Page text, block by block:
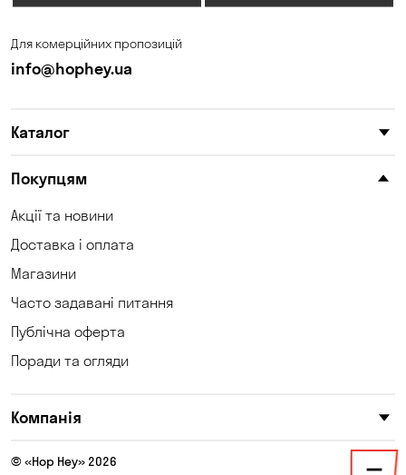
Для комерційних пропозицій
info@hophey.ua
Каталог
Покупцям
Акції та новини
Доставка і оплата
Магазини
Часто задавані питання
Публічна оферта
Поради та огляди
Компанія
© «Hop Hey» 2026